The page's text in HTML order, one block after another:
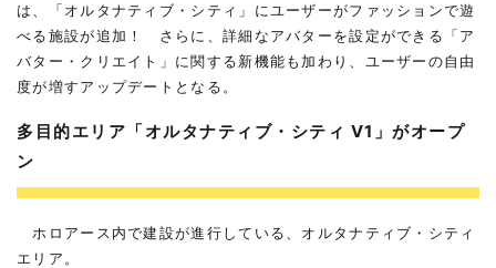
は、「オルタナティブ・シティ」にユーザーがファッションで遊
べる施設が追加！ さらに、詳細なアバターを設定ができる「ア
バター・クリエイト」に関する新機能も加わり、ユーザーの自由
度が増すアップデートとなる。
多目的エリア 「オルタナティブ・シティ V1」がオープ
ン
ホロアース内で建設が進行している、オルタナティブ・シティ
エリア。